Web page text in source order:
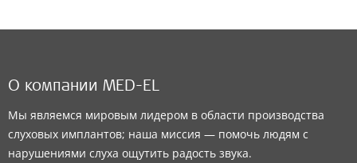
О компании MED-EL
Мы являемся мировым лидером в области производства
слуховых имплантов; наша миссия — помочь людям с
нарушениями слуха ощутить радость звука.